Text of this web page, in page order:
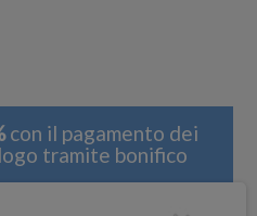
con il pagamento dei
tramite bonifico